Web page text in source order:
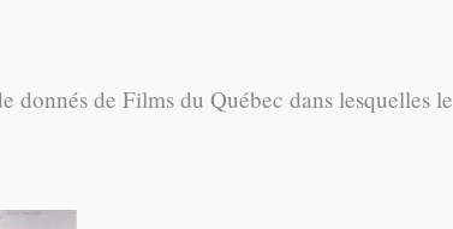
donnés de Films du Québec dans lesquelles le